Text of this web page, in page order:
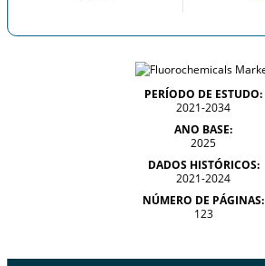
PERÍODO DE ESTUDO:
2021-2034
ANO BASE:
2025
DADOS HISTÓRICOS:
2021-2024
NÚMERO DE PÁGINAS:
123